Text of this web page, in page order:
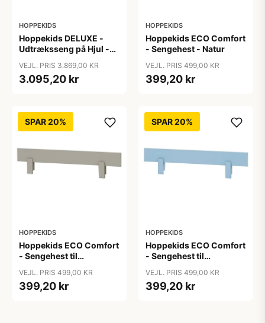
HOPPEKIDS
Hoppekids DELUXE -
Udtræksseng på Hjul -
VEJL. PRIS 3.869,00 KR
3.095,20 kr
HOPPEKIDS
Hoppekids ECO Comfort
- Sengehest - Natur
VEJL. PRIS 499,00 KR
399,20 kr
SPAR 20%
HOPPEKIDS
Hoppekids ECO Comfort
- Sengehest til
VEJL. PRIS 499,00 KR
399,20 kr
SPAR 20%
HOPPEKIDS
Hoppekids ECO Comfort
- Sengehest til
VEJL. PRIS 499,00 KR
399,20 kr